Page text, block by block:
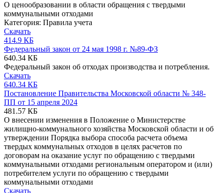
О ценообразовании в области обращения с твердыми
коммунальными отходами
Категория: Правила учета
Скачать
414.9 КБ
Федеральный закон от 24 мая 1998 г. №89-ФЗ
640.34 КБ
Федеральный закон об отходах производства и потребления.
Скачать
640.34 КБ
Постановление Правительства Московской области № 348-
ПП от 15 апреля 2024
481.57 КБ
О внесении изменения в Положение о Министерстве
жилищно-коммунального хозяйства Московской области и об
утверждении Порядка выбора способа расчета объема
твердых коммунальных отходов в целях расчетов по
договорам на оказание услуг по обращению с твердыми
коммунальными отходами региональным оператором и (или)
потребителем услуги по обращению с твердыми
коммунальными отходами
Скачать